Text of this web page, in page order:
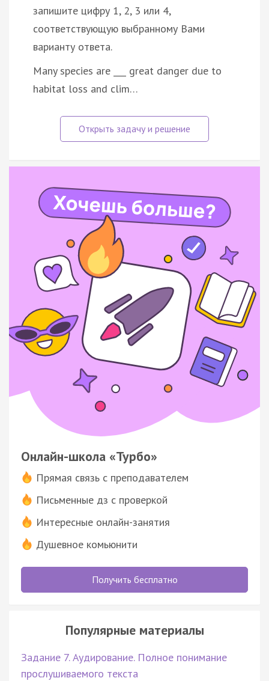
запишите цифру 1, 2, 3 или 4,
соответствующую выбранному Вами
варианту ответа.
Many species are ___ great danger due to
habitat loss and clim…
Онлайн-школа «Турбо»
Прямая связь с преподавателем
Письменные дз с проверкой
Интересные онлайн-занятия
Душевное комьюнити
Получить бесплатно
Популярные материалы
Задание 7. Аудирование. Полное понимание
прослушиваемого текста